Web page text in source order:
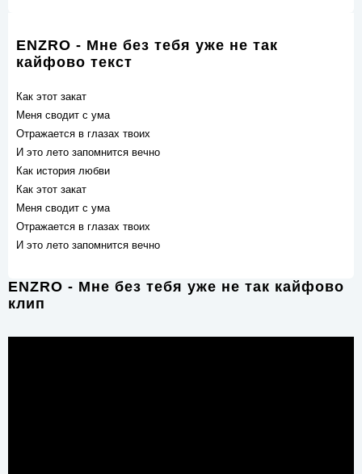
ENZRO - Мне без тебя уже не так
кайфово текст
Как этот закат
Меня сводит с ума
Отражается в глазах твоих
И это лето запомнится вечно
Как история любви
Как этот закат
Меня сводит с ума
Отражается в глазах твоих
И это лето запомнится вечно
ENZRO - Мне без тебя уже не так кайфово
клип